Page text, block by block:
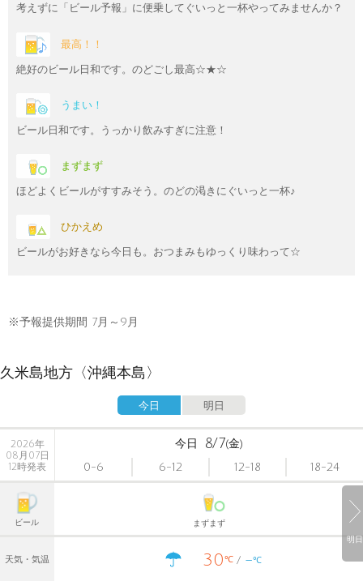
考えずに「ビール予報」に便乗してぐいっと一杯やってみませんか？
最高！！
絶好のビール日和です。のどごし最高☆★☆
うまい！
ビール日和です。うっかり飲みすぎに注意！
まずまず
ほどよくビールがすすみそう。のどの渇きにぐいっと一杯♪
ひかえめ
ビールがお好きなら今日も。おつまみもゆっくり味わって☆
※予報提供期間 7月～9月
久米島地方〈沖縄本島〉
今日 明日
明日
2026年
08月07日
12時発表
今日 8/7(金)
0-6
6-12 12-18 18-24
ビール まずまず
天気・気温 30℃ -℃